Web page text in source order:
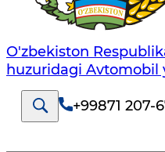
O'zbekiston
huzuridagi Avtomobil
+99871 207-